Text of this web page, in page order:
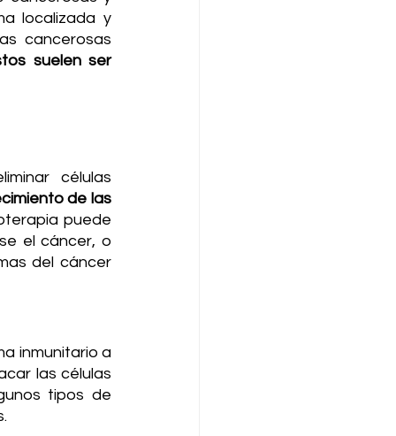
localizada y
cancerosas
suelen ser
células
de las
puede
el cáncer, o
del cáncer
inmunitario a
las células
tipos de